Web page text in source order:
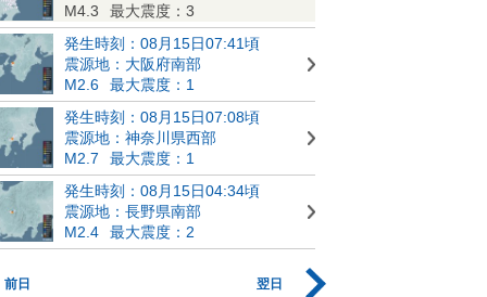
M4.3
最大震度：3
発生時刻：08月15日07:41頃
震源地：大阪府南部
M2.6
最大震度：1
発生時刻：08月15日07:08頃
震源地：神奈川県西部
M2.7
最大震度：1
発生時刻：08月15日04:34頃
震源地：長野県南部
M2.4
最大震度：2
前日 翌日